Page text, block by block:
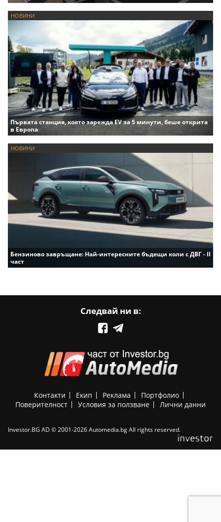
НОВИНИ
Първата станция, която зарежда EV за 5 минути, беше открита
в Европа
НОВИНИ
Бензиново завръщане: Най-интересните бъдещи коли с ДВГ - II
част
Следвай ни в:
Контакти Екип Реклама
Портфолио
Поверителност
Условия за ползване Лични данни
Investor.BG AD © 2001-2026 Automedia.bg All rights reserved.